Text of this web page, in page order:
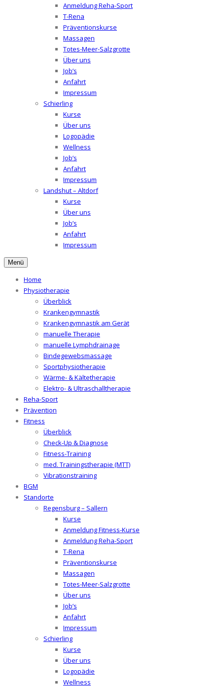
Anmeldung Reha-Sport
T-Rena
Präventionskurse
Massagen
Totes-Meer-Salzgrotte
Über uns
Job’s
Anfahrt
Impressum
Schierling
Kurse
Über uns
Logopädie
Wellness
Job’s
Anfahrt
Impressum
Landshut – Altdorf
Kurse
Über uns
Job’s
Anfahrt
Impressum
Menü
Home
Physiotherapie
Überblick
Krankengymnastik
Krankengymnastik am Gerät
manuelle Therapie
manuelle Lymphdrainage
Bindegewebsmassage
Sportphysiotherapie
Wärme- & Kältetherapie
Elektro- & Ultraschalltherapie
Reha-Sport
Prävention
Fitness
Überblick
Check-Up & Diagnose
Fitness-Training
med. Trainingstherapie (MTT)
Vibrationstraining
BGM
Standorte
Regensburg – Sallern
Kurse
Anmeldung Fitness-Kurse
Anmeldung Reha-Sport
T-Rena
Präventionskurse
Massagen
Totes-Meer-Salzgrotte
Über uns
Job’s
Anfahrt
Impressum
Schierling
Kurse
Über uns
Logopädie
Wellness